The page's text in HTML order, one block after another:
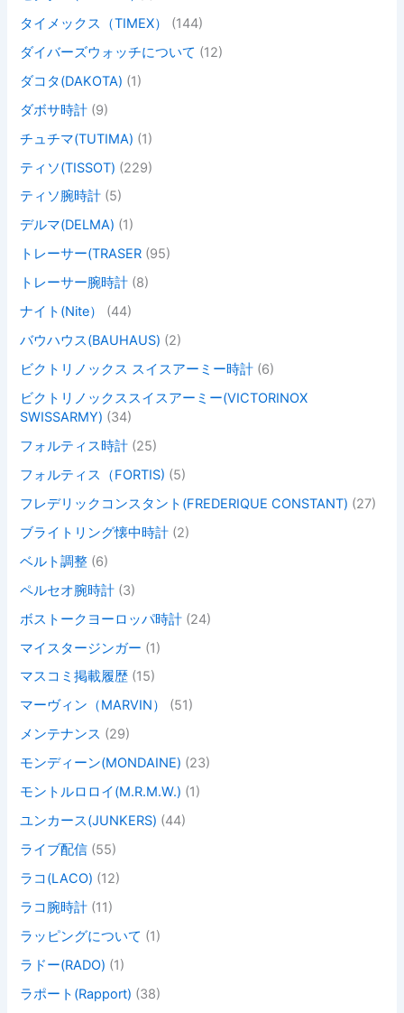
タイメックス（TIMEX）
(144)
ダイバーズウォッチについて (12)
ダコタ(DAKOTA) (1)
ダボサ時計 (9)
チュチマ(TUTIMA) (1)
ティソ(TISSOT) (229)
ティソ腕時計 (5)
デルマ(DELMA) (1)
トレーサー(TRASER (95)
トレーサー腕時計 (8)
ナイト(Nite）
(44)
バウハウス(BAUHAUS) (2)
ビクトリノックス スイスアーミー時計 (6)
ビクトリノックススイスアーミー(VICTORINOX
SWISSARMY) (34)
フォルティス時計 (25)
フォルティス（FORTIS) (5)
フレデリックコンスタント(FREDERIQUE CONSTANT) (27)
ブライトリング懐中時計 (2)
ベルト調整 (6)
ペルセオ腕時計 (3)
ボストークヨーロッパ時計 (24)
マイスタージンガー (1)
マスコミ掲載履歴 (15)
マーヴィン（MARVIN）
(51)
メンテナンス (29)
モンディーン(MONDAINE) (23)
モントルロロイ(M.R.M.W.) (1)
ユンカース(JUNKERS) (44)
ライブ配信 (55)
ラコ(LACO) (12)
ラコ腕時計 (11)
ラッピングについて (1)
ラドー(RADO) (1)
ラポート(Rapport) (38)